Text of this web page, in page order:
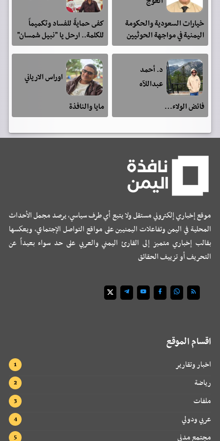
خيارات السعودية والحكومة
اليمنية في مواجهة الحوثيين
كفى حمايةً للفساد وتكميماً
للكلمة.. ارحل يا "نبيل شمسان"
د. أحمد
عبداللآه
فائض الولاء…
اوراس الارياني
مايا والنافذة
موقع إخباري إلكتروني مستقل ولا يتبع أي طرف سياسي، يرصد مجمل الأحداث
المحلية في اليمن وتفاعلات اليمنيين على مواقع التواصل الإجتماعي، ويعكسها
بقالب إخباري متميز إلى القارئ اليمني والعربي على حد سواء بعيداً عن
التحريف أو تزييف الحقائق
اقسام الموقع
اخبار وتقارير
رياضة
ملفات
عربي ودولي
مجتمع مدني